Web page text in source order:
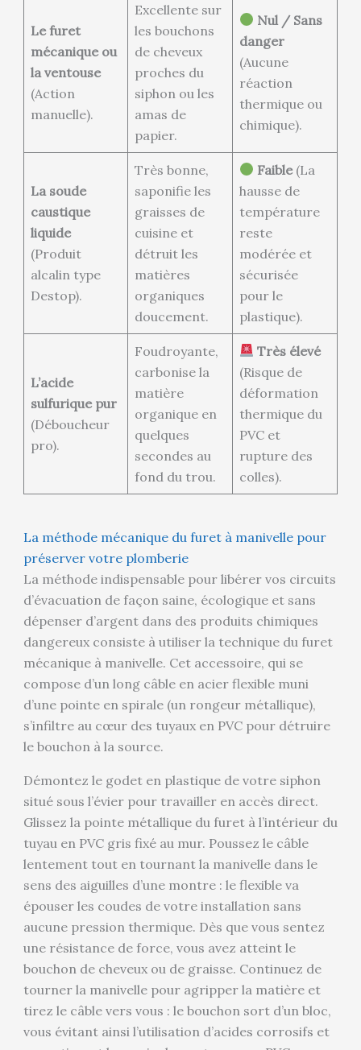
Le furet
mécanique ou
la ventouse
(Action
manuelle).
Excellente sur
les bouchons
de cheveux
proches du
siphon ou les
amas de
papier.
Nul / Sans
danger
(Aucune
réaction
thermique ou
chimique).
La soude
caustique
liquide
(Produit
alcalin type
Destop).
Très bonne,
saponifie les
graisses de
cuisine et
détruit les
matières
organiques
doucement.
Faible(La
hausse de
température
reste
modérée et
sécurisée
pour le
plastique).
L’acide
sulfurique pur
(Déboucheur
pro).
Foudroyante,
carbonise la
matière
organique en
quelques
secondes au
fond du trou.
Très élevé
(Risque de
déformation
thermique du
PVC et
rupture des
colles).
La méthode mécanique du furet à manivelle pour
préserver votre plomberie
La méthode indispensable pour libérer vos circuits
d’évacuation de façon saine, écologique et sans
dépenser d’argent dans des produits chimiques
dangereux consiste à utiliser la technique du furet
mécanique à manivelle. Cet accessoire, qui se
compose d’un long câble en acier flexible muni
d’une pointe en spirale (un rongeur métallique),
s’infiltre au cœur des tuyaux en PVC pour détruire
le bouchon à la source.
Démontez le godet en plastique de votre siphon
situé sous l’évier pour travailler en accès direct.
Glissez la pointe métallique du furet à l’intérieur du
tuyau en PVC gris fixé au mur. Poussez le câble
lentement tout en tournant la manivelle dans le
sens des aiguilles d’une montre : le flexible va
épouser les coudes de votre installation sans
aucune pression thermique. Dès que vous sentez
une résistance de force, vous avez atteint le
bouchon de cheveux ou de graisse. Continuez de
tourner la manivelle pour agripper la matière et
tirez le câble vers vous : le bouchon sort d’un bloc,
vous évitant ainsi l’utilisation d’acides corrosifs et